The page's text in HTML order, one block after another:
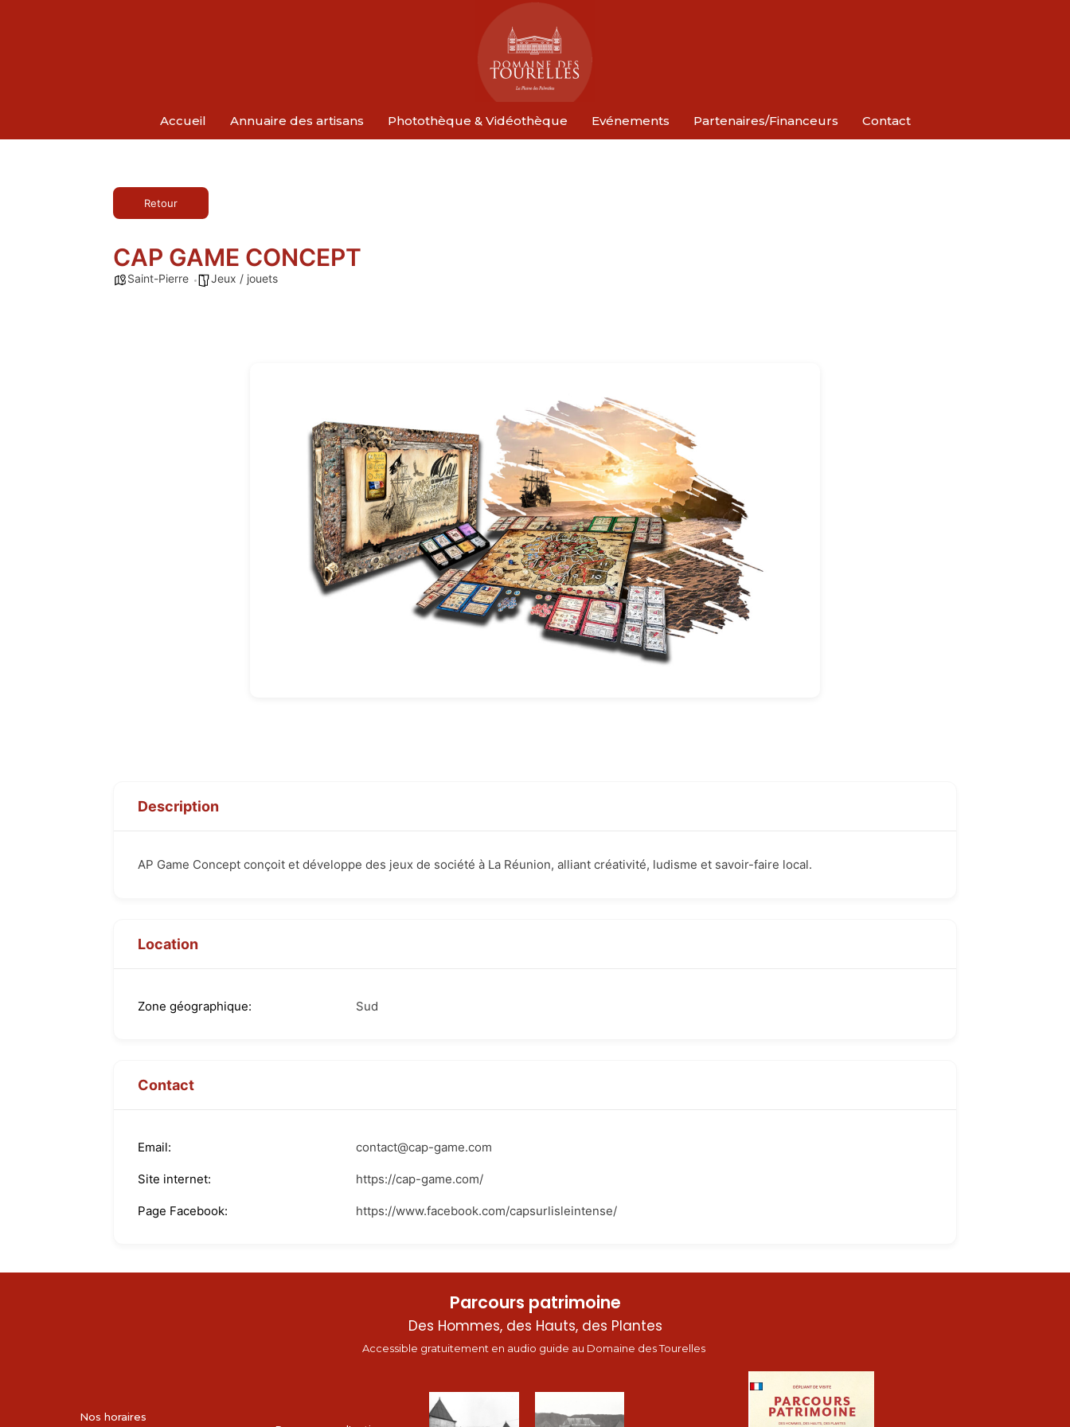
Accueil Annuaire des artisans Photothèque & Vidéothèque Evénements Partenaires/Financeurs Contact
Retour
CAP GAME CONCEPT
Saint-Pierre Jeux / jouets
Description
AP Game Concept conçoit et développe des jeux de société à La Réunion, alliant créativité, ludisme et savoir-faire local.
Location
Zone géographique Sud
Contact
Email contact@cap-game.com
Site internet https://cap-game.com/
Page Facebook https://www.facebook.com/capsurlisleintense/
Parcours patrimoine
Des Hommes, des Hauts, des Plantes
Accessible gratuitement en audio guide au Domaine des Tourelles
Nos horaires